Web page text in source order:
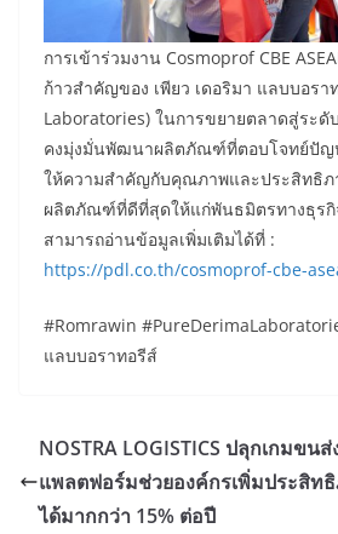
การเข้าร่วมงาน Cosmoprof CBE
ก้าวสำคัญของ เพียว เดอริมา แลบบอรา
Laboratories) ในการขยายตลาดสู่ระ
คงมุ่งมั่นพัฒนาผลิตภัณฑ์ที่ตอบโจทย์ปัญ
ให้ความสำคัญกับคุณภาพและประสิทธิภ
ผลิตภัณฑ์ที่ดีที่สุดให้แก่พันธมิตรทางธุรกิ
สามารถอ่านข้อมูลเพิ่มเติมได้ที่ :
https://pdl.co.th/cosmoprof-cbe-
#Romrawin
แลบบอราทอรีส์
NOSTRA LOGISTICS ปลุกเกมขน
แพลตฟอร์มช่วยองค์กรเพิ่มประสิท
ได้มากกว่า 15% ต่อปี